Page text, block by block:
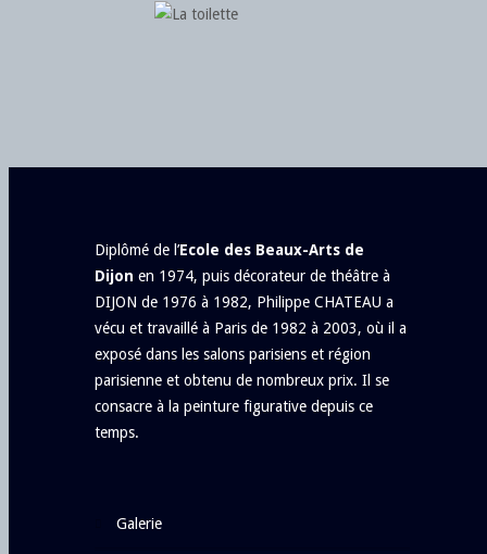
Diplômé de l’Ecole des Beaux-Arts de
Dijon en 1974, puis décorateur de théâtre à
DIJON de 1976 à 1982, Philippe CHATEAU a
vécu et travaillé à Paris de 1982 à 2003, où il a
exposé dans les salons parisiens et région
parisienne et obtenu de nombreux prix. Il se
consacre à la peinture figurative depuis ce
temps.
galerie